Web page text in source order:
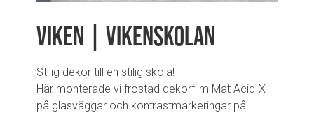
Viken | Vikenskolan
Stilig dekor till en stilig skola!
Här monterade vi frostad dekorfilm Mat Acid-X
på glasväggar och kontrastmarkeringar på